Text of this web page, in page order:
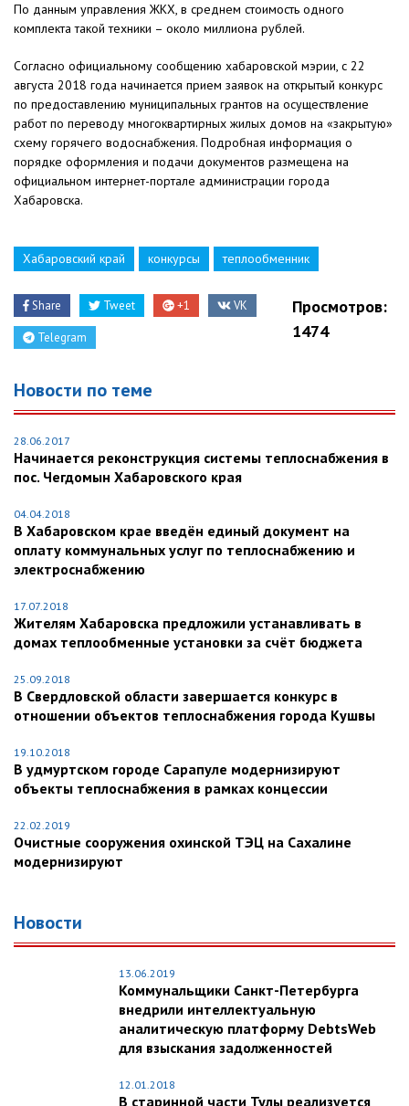
По данным управления ЖКХ, в среднем стоимость одного
комплекта такой техники – около миллиона рублей.
Согласно официальному сообщению хабаровской мэрии, с 22
августа 2018 года начинается прием заявок на открытый конкурс
по предоставлению муниципальных грантов на осуществление
работ по переводу многоквартирных жилых домов на «закрытую»
схему горячего водоснабжения. Подробная информация о
порядке оформления и подачи документов размещена на
официальном интернет-портале администрации города
Хабаровска.
Хабаровский край конкурсы теплообменник
Share Tweet +1 VK
Telegram
Просмотров:
1474
Новости по теме
28.06.2017
Начинается реконструкция системы теплоснабжения в
пос. Чегдомын Хабаровского края
04.04.2018
В Хабаровском крае введён единый документ на
оплату коммунальных услуг по теплоснабжению и
электроснабжению
17.07.2018
Жителям Хабаровска предложили устанавливать в
домах теплообменные установки за счёт бюджета
25.09.2018
В Свердловской области завершается конкурс в
отношении объектов теплоснабжения города Кушвы
19.10.2018
В удмуртском городе Сарапуле модернизируют
объекты теплоснабжения в рамках концессии
22.02.2019
Очистные сооружения охинской ТЭЦ на Сахалине
модернизируют
Новости
13.06.2019
Коммунальщики Санкт-Петербурга
внедрили интеллектуальную
аналитическую платформу DebtsWeb
для взыскания задолженностей
12.01.2018
В старинной части Тулы реализуется